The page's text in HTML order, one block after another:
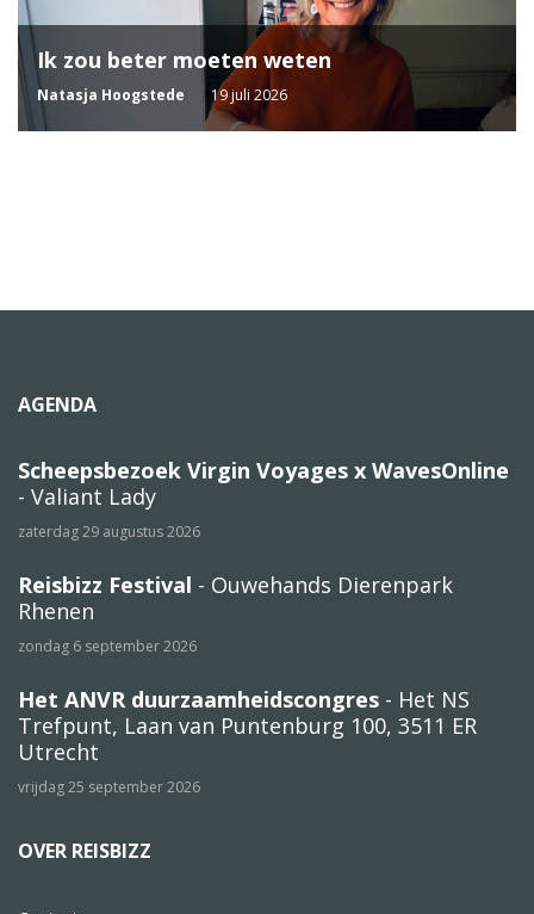
Ik zou beter moeten weten
Natasja Hoogstede 19 juli 2026
AGENDA
Scheepsbezoek Virgin Voyages x WavesOnline
- Valiant Lady
zaterdag 29 augustus 2026
Reisbizz Festival - Ouwehands Dierenpark
Rhenen
zondag 6 september 2026
Het ANVR duurzaamheidscongres - Het NS
Trefpunt, Laan van Puntenburg 100, 3511 ER
Utrecht
vrijdag 25 september 2026
OVER REISBIZZ